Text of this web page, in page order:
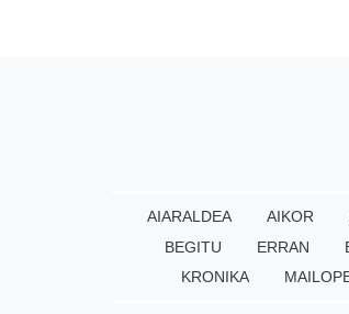
AIARALDEA AIKOR
BEGITU
ERRAN
KRONIKA